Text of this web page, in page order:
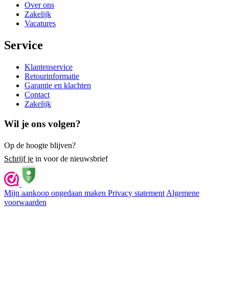
Over ons
Zakelijk
Vacatures
Service
Klantenservice
Retourinformatie
Garantie en klachten
Contact
Zakelijk
Wil je ons volgen?
Op de hoogte blijven?
Schrijf je in voor de nieuwsbrief
Mijn aankoop ongedaan maken Privacy statement Algemene
voorwaarden